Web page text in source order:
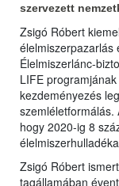
szervezett
Zsigó Róbert
élelmiszerpazarlás
Élelmiszerlánc-
LIFE
kezdeményezés
szemléletformálás.
hogy 2020-ig 8
Zsigó Róbert
tagállamában